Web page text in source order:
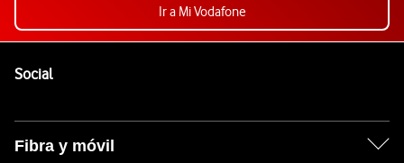
Ir a Mi Vodafone
SocialEnlaces a las redes sociales de Vodafone
Fibra y móvil